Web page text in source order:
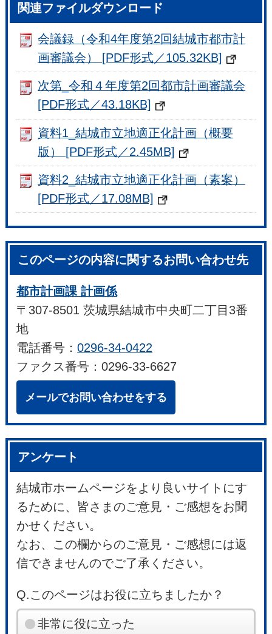
関連ファイルダウンロード
会議録（令和4年度第2回結城市都市計
画審議会） [PDF形式／105.32KB]
次第_令和４年度第2回都市計画審議会
[PDF形式／43.18KB]
資料1_結城市立地適正化計画（概要
版） [PDF形式／2.45MB]
資料2_結城市立地適正化計画（素案）
[PDF形式／17.08MB]
このページの内容に関するお問い合わせ先
都市計画課 計画係
〒307-8501 茨城県結城市中央町二丁目3番
地
電話番号：0296-34-0422
ファクス番号：0296-33-6627
メールでお問い合わせをする
アンケート
結城市ホームページをより良いサイトにす
るために、皆さまのご意見・ご感想をお聞
かせください。
なお、この欄からのご意見・ご感想には返
信できませんのでご了承ください。
Q.このページはお役に立ちましたか？
非常に役に立った